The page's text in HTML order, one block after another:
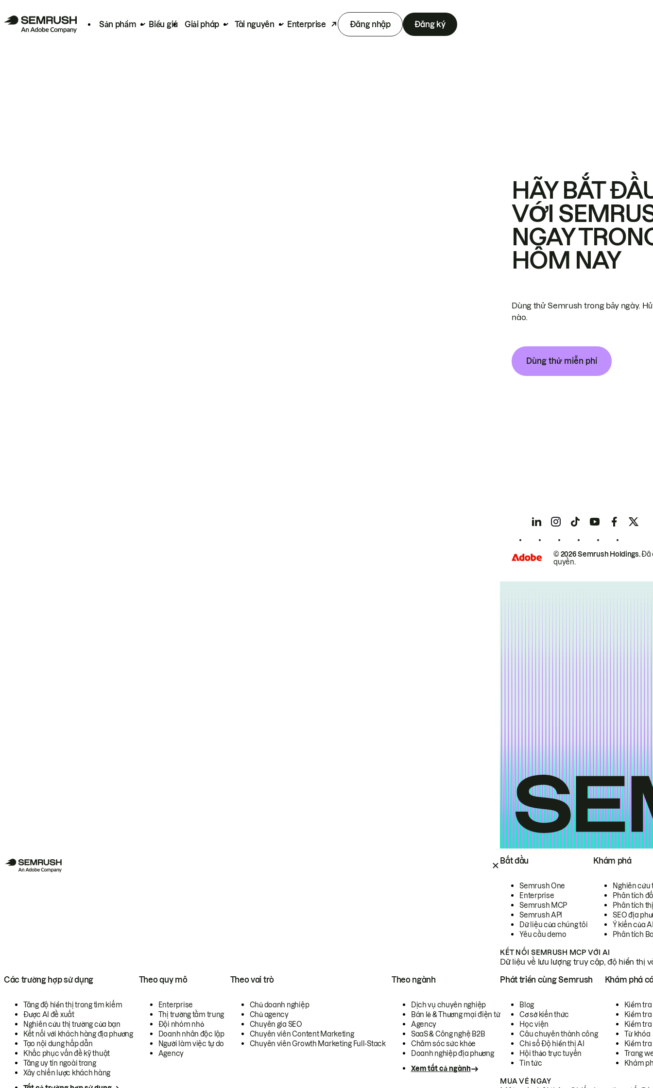
Sản phẩm Biểu giá Giải pháp Tài nguyên Enterprise Đăng nhập Đăng ký
Bắt đầu
Semrush One
Enterprise
Semrush MCP
Semrush API
Dữ liệu của chúng tôi
Yêu cầu demo
Khám phá
Nghiên cứu
Phân tích
Phân tích
SEO địa
Ý kiến của
Phân tích
KẾT NỐI SEMRUSH MCP VỚI AI
Dữ liệu về lưu lượng truy cập, độ hiển thị
Các trường hợp sử dụng
Tăng độ hiển thị trong tìm kiếm
Được AI đề xuất
Nghiên cứu thị trường của bạn
Kết nối với khách hàng địa phương
Tạo nội dung hấp dẫn
Khắc phục vấn đề kỹ thuật
Tăng uy tín ngoài trang
Xây chiến lược khách hàng
Theo quy mô
Enterprise
Thị trường tầm trung
Đội nhóm nhỏ
Doanh nhân độc lập
Người làm việc tự do
Agency
Theo vai trò
Chủ doanh nghiệp
Chủ agency
Chuyên gia SEO
Chuyên viên Content Marketing
Chuyên viên Growth Marketing Full-Stack
Theo ngành
Dịch vụ chuyên nghiệp
Bán lẻ & Thương mại điện tử
Agency
SaaS & Công nghệ B2B
Chăm sóc sức khỏe
Doanh nghiệp địa phương
Xem tất cả ngành
Phát triển cùng Semrush
Blog
Cơ sở kiến thức
Học viện
Câu chuyên thành công
Chỉ số Độ hiển thị AI
Hội thảo trực tuyến
Tin tức
Khám phá
Kiểm
Kiểm tra
Kiểm
Từ khóa
Kiểm
Trang
Khám
MUA VÉ NGAY
HÃY BẮT
VỚI
NGAY
HÔM NAY
Dùng thử Semrush trong bảy ngày.
nào.
Dùng thử miễn phí
© 2026 Semrush Holdings.Đã
quyền.